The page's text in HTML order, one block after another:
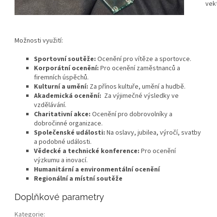
Možnosti využití:
Sportovní soutěže: Ocenění pro vítěze a sportovce.
Korporátní ocenění: Pro ocenění zaměstnanců a
firemních úspěchů.
Kulturní a umění: Za přínos kultuře, umění a hudbě.
Akademická ocenění: Za výjimečné výsledky ve
vzdělávání.
Charitativní akce: Ocenění pro dobrovolníky a
dobročinné organizace.
Společenské události: Na oslavy, jubilea, výročí, svatby
a podobné události.
Vědecké a technické konference: Pro ocenění
výzkumu a inovací.
Humanitární a environmentální ocenění
Regionální a místní soutěže
Doplňkové parametry
Kategorie: